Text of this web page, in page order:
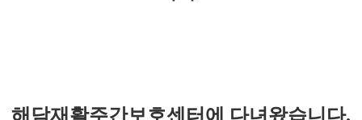
해담재활주간보호센터에 다녀왔습니다.